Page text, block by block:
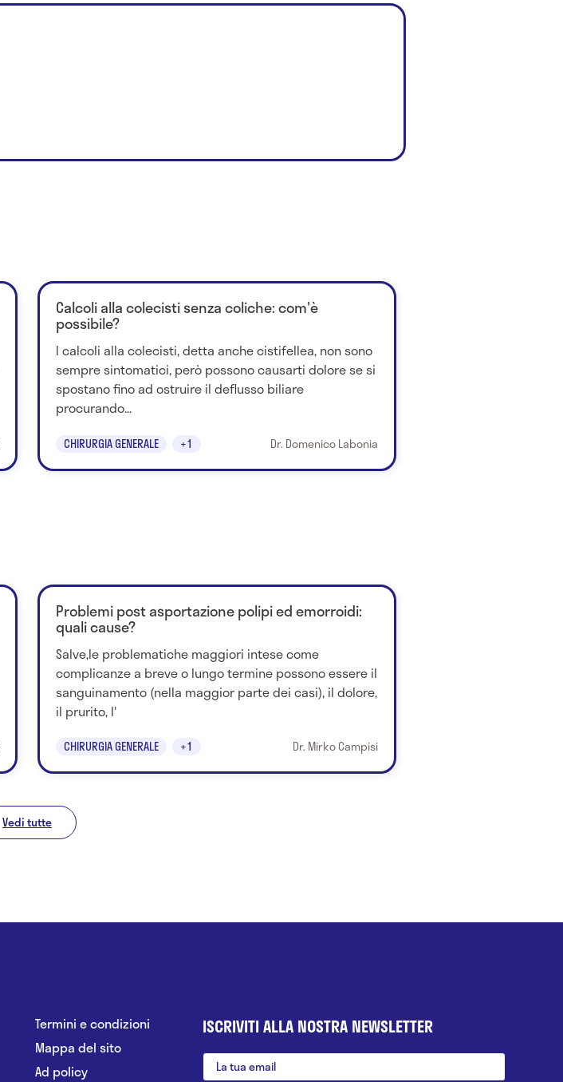
Calcoli alla colecisti senza coliche: com'è
possibile?
I calcoli alla colecisti, detta anche cistifellea, non sono
sempre sintomatici, però possono causarti dolore se si
spostano fino ad ostruire il deflusso biliare
procurando...
CHIRURGIA GENERALE +1 Dr. Domenico Labonia
Problemi post asportazione polipi ed emorroidi:
quali cause?
Salve,le problematiche maggiori intese come
complicanze a breve o lungo termine possono essere il
sanguinamento (nella maggior parte dei casi), il dolore,
il prurito, l'
CHIRURGIA GENERALE +1 Dr. Mirko Campisi
Vedi tutte
Termini e condizioni
Mappa del sito
Ad policy
ISCRIVITI ALLA NOSTRA NEWSLETTER